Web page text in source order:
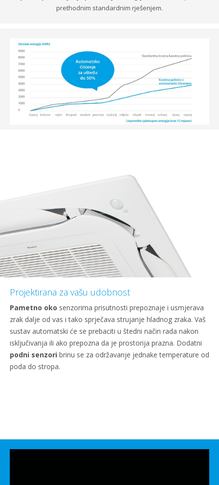
prethodnim standardnim rješenjem.
Projektirana za vašu udobnost
Pametno oko senzorima prisutnosti prepoznaje i usmjerava
zrak dalje od vas i tako sprječava strujanje hladnog zraka. Vaš
sustav automatski će se prebaciti u štedni način rada nakon
isključivanja ili ako prepozna da je prostorija prazna. Dodatni
podni senzori brinu se za održavanje jednake temperature od
poda do stropa.